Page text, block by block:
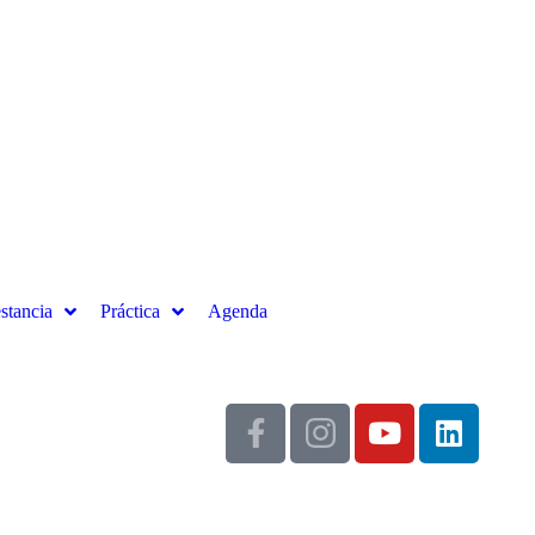
Práctica Agenda